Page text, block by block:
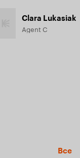
Clara Lukasiak
Agent C
Все